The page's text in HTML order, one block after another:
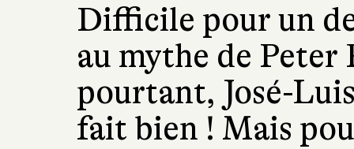
Difficile pour un
au mythe de Peter
pourtant, José-
fait bien ! Mais